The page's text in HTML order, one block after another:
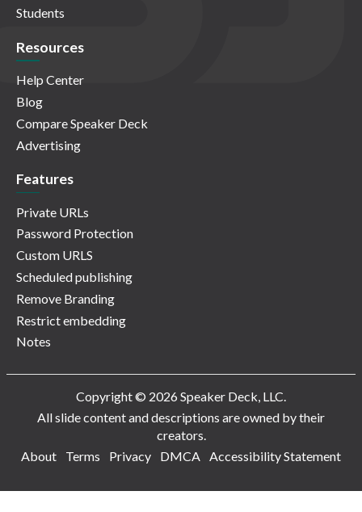
Students
Resources
Help Center
Blog
Compare Speaker Deck
Advertising
Features
Private URLs
Password Protection
Custom URLS
Scheduled publishing
Remove Branding
Restrict embedding
Notes
Copyright © 2026 Speaker Deck, LLC.
All slide content and descriptions are owned by their
creators.
About
Terms Privacy DMCA Accessibility Statement